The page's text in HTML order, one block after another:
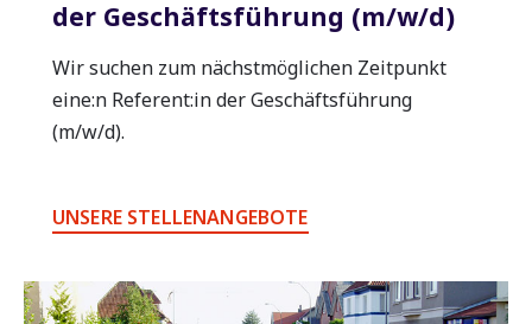
der Geschäftsführung (m/w/d)
Wir suchen zum nächstmöglichen Zeitpunkt
eine:n Referent:in der Geschäftsführung
(m/w/d).
UNSERE STELLENANGEBOTE